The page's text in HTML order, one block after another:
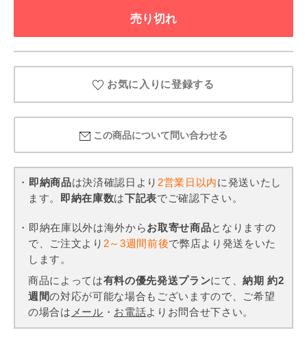
お気に入りに登録する
この商品について問い合わせる
・ 即納商品は決済確認日より 2営業日以内に発送いたし
ます。
即納在庫数は下記表でご確認下さい。
・即納在庫以外は海外からお取寄せ商品となりますの
で、ご注文より 2～3週間前後で弊店より発送をいた
します。
商品によっては有料の優先発送プランにて、納期 約2
週間の対応が可能な場合もございますので、ご希望
の場合は メール ・ お電話よりお問合せ下さい。